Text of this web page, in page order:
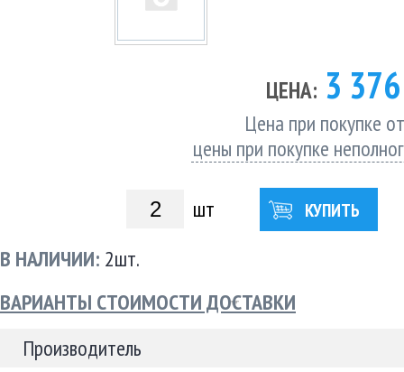
ЦЕНА: 3
Цена при покупке
цены при покупке
шт КУПИТЬ
В НАЛИЧИИ: 2шт.
ВАРИАНТЫ СТОИМОСТИ ДОСТАВКИ
Производитель